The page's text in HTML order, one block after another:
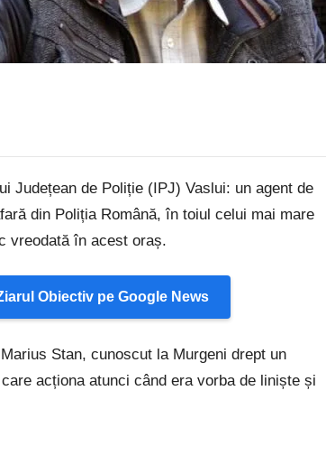
Județean de Poliție (IPJ) Vaslui: un agent de
din Poliția Română, în toiul celui mai mare
vreodată în acest oraș.
Obiectiv pe Google News
Stan, cunoscut la Murgeni drept un
acționa atunci când era vorba de liniște și